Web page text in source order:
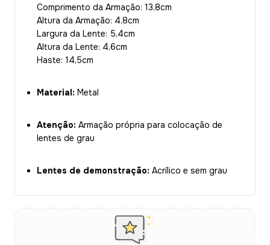
Comprimento da Armação: 13,8cm
Altura da Armação: 4,8cm
Largura da Lente: 5,4cm
Altura da Lente: 4,6cm
Haste: 14,5cm
Material: Metal
Atenção: Armação própria para colocação de
lentes de grau
Lentes de demonstração: Acrílico e sem grau